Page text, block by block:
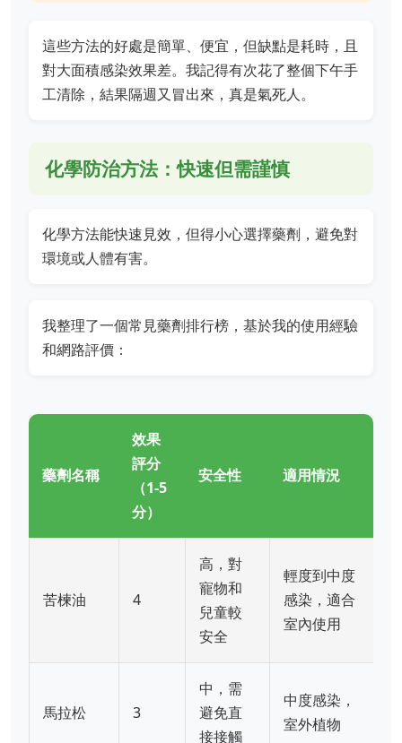
這些方法的好處是簡單、便宜，但缺點是耗時，且
對大面積感染效果差。我記得有次花了整個下午手
工清除，結果隔週又冒出來，真是氣死人。
化學防治方法：快速但需謹慎
化學方法能快速見效，但得小心選擇藥劑，避免對
環境或人體有害。
我整理了一個常見藥劑排行榜，基於我的使用經驗
和網路評價：
藥劑名稱
效果
評分
（1-5
分）
安全性 適用情況
苦楝油 4
高，對
寵物和
兒童較
安全
輕度到中度
感染，適合
室內使用
馬拉松 3
中，需
避免直
接接觸
中度感染，
室外植物